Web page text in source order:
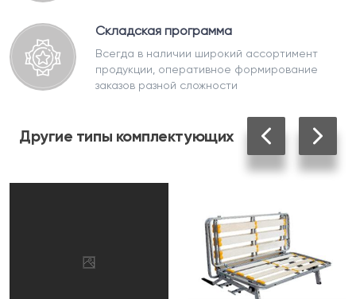
Складская программа
Всегда в наличии широкий ассортимент
продукции, оперативное формирование
заказов разной сложности
Другие типы комплектующих